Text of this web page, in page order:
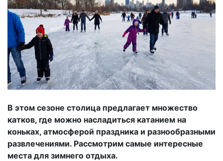
В этом сезоне столица предлагает множество
катков, где можно насладиться катанием на
коньках, атмосферой праздника и разнообразными
развлечениями. Рассмотрим самые интересные
места для зимнего отдыха.